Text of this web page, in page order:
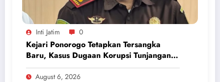
Inti Jatim 0
Kejari Ponorogo Tetapkan Tersangka
Baru, Kasus Dugaan Korupsi Tunjangan
Perumahan DPRD 2023-2026
August 6, 2026